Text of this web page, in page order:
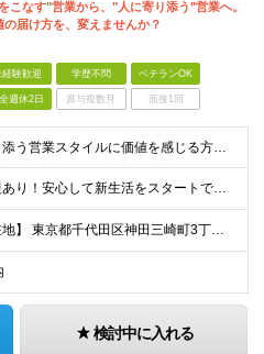
こなす"営業から、"人に寄り添う"営業へ。
の届け方を、変えませんか？
経験歓迎 学歴不問 ベテランOK
週休2日 賞与複数月 面接1回
《人に寄り添う営業スタイルに価値を感じる方を募集しています》 ■ 必須要件 ￣￣￣￣ 営業職のご経験（業界・商材問わず／目安1年以上） 法人営業・個人営業・ルート営業・人材コーディネーター・販売職な
★上京支援あり！安心して新生活をスタートできます★ ■ 想定給与 月給30万円〜50万円＋交通費＋各種手当 ※経験・スキル・前職給与を考慮の上、初任給を決定します ※営業職経験者は、これまでのご経験
【本社所在地】 東京都千代田区神田三崎町3丁目8番5号 千代田JEBL 6階 【アクセス】 ・JR中央線／総武線「水道橋駅」西口より徒歩2分 ・都営三田線「水道橋駅」より徒歩5分 ・東京メトロ東西線
検討中に入れる